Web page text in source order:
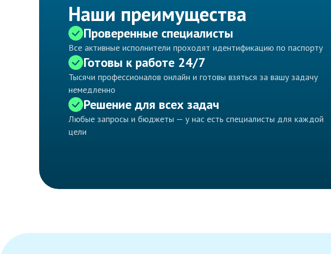
Наши преимущества
Проверенные специалисты
Все активные исполнители проходят идентификацию по паспорту
Готовы к работе 24/7
Тысячи профессионалов онлайн и готовы взяться за вашу задачу
немедленно
Решение для всех задач
Любые запросы и бюджеты — у нас есть специалисты для каждой
цели